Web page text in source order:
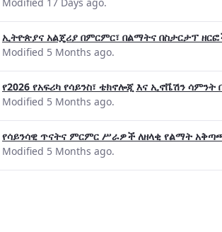
ኢትዮጵያና አልጄሪያ በምርምር፣ በልማትና በስታርታፕ
Modified 5 Months ago.
የ2026 የአፍሪካ የሳይንስ፣ ቴክኖሎጂ እና ኢኖቬሽን
Modified 5 Months ago.
የሳይንሳዊ ጥናትና ምርምር ሥራዎች ለዘላቂ የልማት
Modified 5 Months ago.